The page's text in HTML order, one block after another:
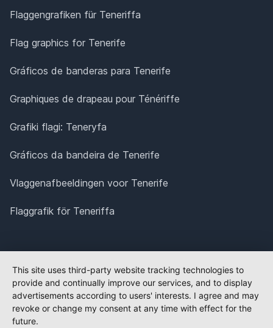
Flaggengrafiken für Teneriffa
Flag graphics for Tenerife
Gráficos de banderas para Tenerife
Graphiques de drapeau pour Ténériffe
Grafiki flagi: Teneryfa
Gráficos da bandeira de Tenerife
Vlaggenafbeeldingen voor Tenerife
Flaggrafik för Teneriffa
This site uses third-party website tracking technologies to
provide and continually improve our services, and to display
advertisements according to users' interests. I agree and may
revoke or change my consent at any time with effect for the
future.